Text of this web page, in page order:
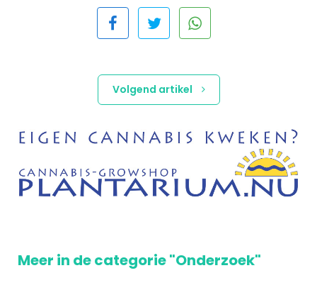
Volgend artikel
Meer in de categorie "Onderzoek"